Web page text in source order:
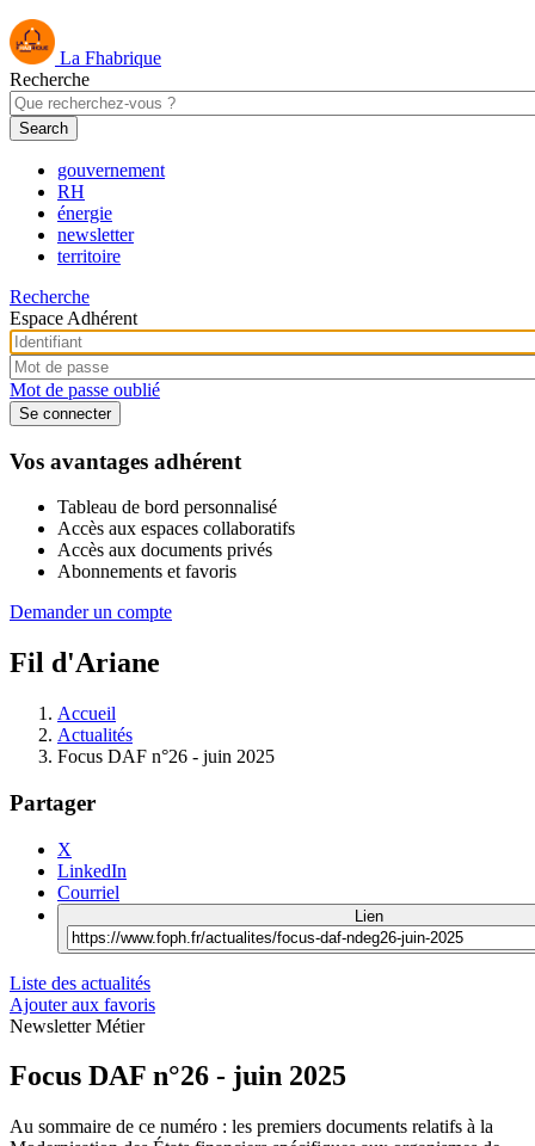
La Fhabrique
Recherche
gouvernement
RH
énergie
newsletter
territoire
Recherche
Espace Adhérent
Mot de passe oublié
Vos avantages adhérent
Tableau de bord personnalisé
Accès aux espaces collaboratifs
Accès aux documents privés
Abonnements et favoris
Demander un compte
Fil d'Ariane
Accueil
Actualités
Focus DAF n°26 - juin 2025
Partager
X
LinkedIn
Courriel
Lien
Liste des actualités
Ajouter aux favoris
Newsletter Métier
Focus DAF n°26 - juin 2025
Au sommaire de ce numéro : les premiers documents relatifs à la